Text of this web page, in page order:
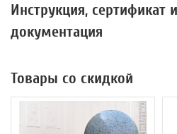
Инструкция, сертификат
документация
Товары со скидкой